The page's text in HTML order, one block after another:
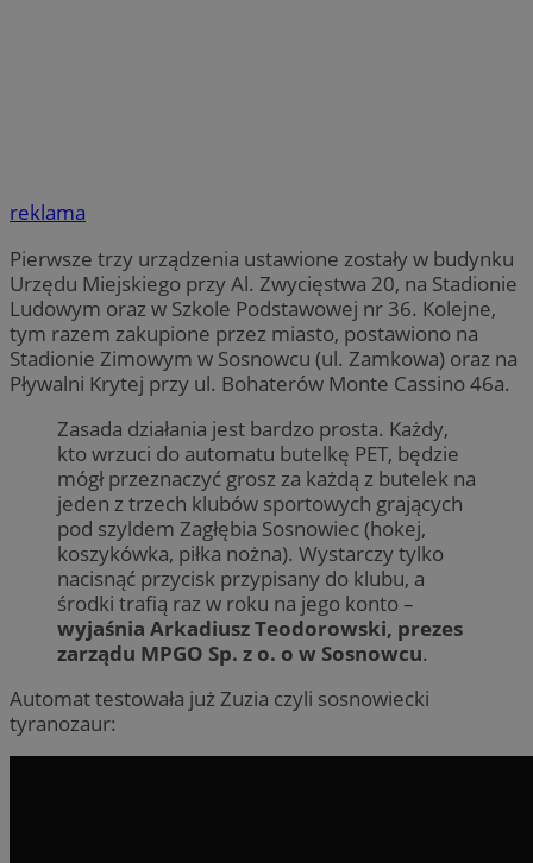
reklama
Pierwsze trzy urządzenia ustawione zostały w budynku
Urzędu Miejskiego przy Al. Zwycięstwa 20, na Stadionie
Ludowym oraz w Szkole Podstawowej nr 36. Kolejne,
tym razem zakupione przez miasto, postawiono na
Stadionie Zimowym w Sosnowcu (ul. Zamkowa) oraz na
Pływalni Krytej przy ul. Bohaterów Monte Cassino 46a.
Zasada działania jest bardzo prosta. Każdy,
kto wrzuci do automatu butelkę PET, będzie
mógł przeznaczyć grosz za każdą z butelek na
jeden z trzech klubów sportowych grających
pod szyldem Zagłębia Sosnowiec (hokej,
koszykówka, piłka nożna). Wystarczy tylko
nacisnąć przycisk przypisany do klubu, a
środki trafią raz w roku na jego konto –
wyjaśnia Arkadiusz Teodorowski, prezes
zarządu MPGO Sp. z o. o w Sosnowcu.
Automat testowała już Zuzia czyli sosnowiecki
tyranozaur: